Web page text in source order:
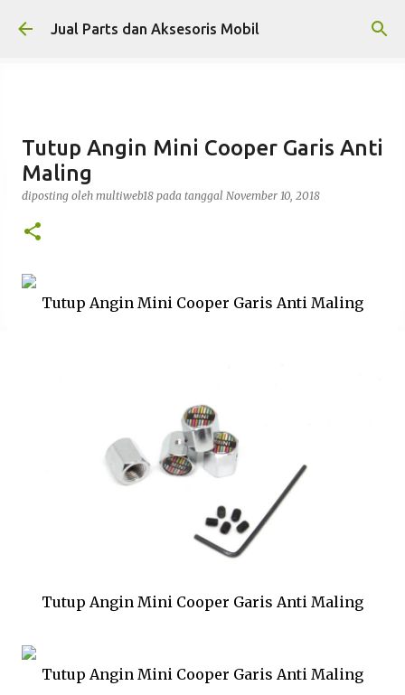
Langsung ke konten utama
Jual Parts dan Aksesoris Mobil
Tutup Angin Mini Cooper Garis Anti
Maling
diposting oleh multiweb18 pada tanggal November 10, 2018
Tutup Angin Mini Cooper Garis Anti Maling
Tutup Angin Mini Cooper Garis Anti Maling
Tutup Angin Mini Cooper Garis Anti Maling